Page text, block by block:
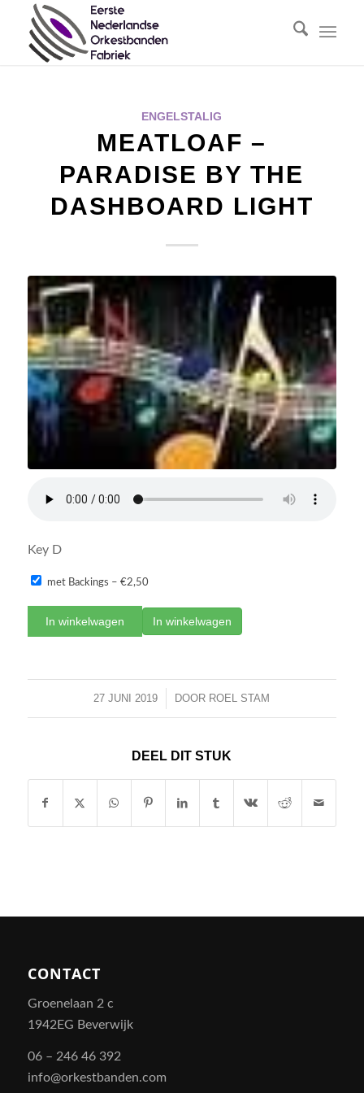
ENGELSTALIG
MEATLOAF –
PARADISE BY THE
DASHBOARD LIGHT
Key D
met Backings – €2,50
In winkelwagen
27 JUNI 2019
/ DOOR ROEL STAM
DEEL DIT STUK
CONTACT
Groenelaan 2 c
1942EG Beverwijk
06 – 246 46 392
info@orkestbanden.com